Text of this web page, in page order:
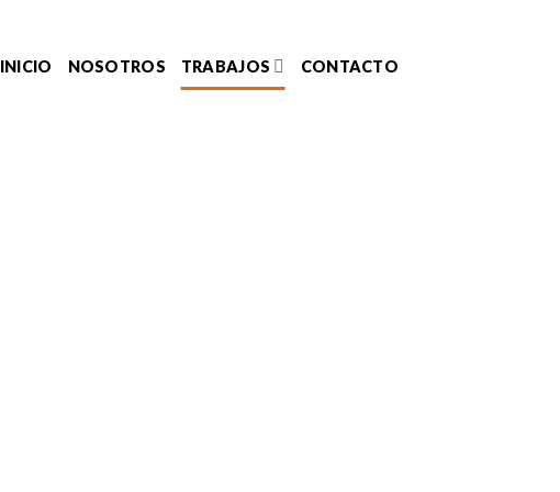
INICIO NOSOTROS TRABAJOS CONTACTO